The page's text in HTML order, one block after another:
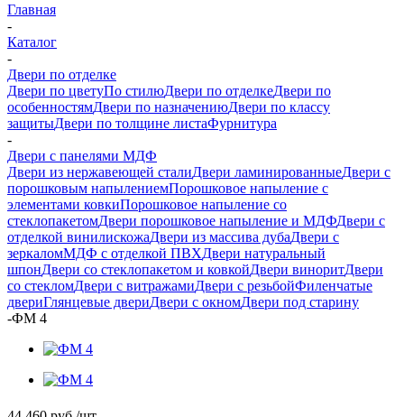
Главная
-
Каталог
-
Двери по отделке
Двери по цветуПо стилюДвери по отделкеДвери по
особенностямДвери по назначениюДвери по классу
защитыДвери по толщине листаФурнитура
-
Двери с панелями МДФ
Двери из нержавеющей сталиДвери ламинированныеДвери с
порошковым напылениемПорошковое напыление с
элементами ковкиПорошковое напыление со
стеклопакетомДвери порошковое напыление и МДФДвери с
отделкой винилискожаДвери из массива дубаДвери с
зеркаломМДФ с отделкой ПВХДвери натуральный
шпонДвери со стеклопакетом и ковкойДвери виноритДвери
со стекломДвери с витражамиДвери с резьбойФиленчатые
двериГлянцевые двериДвери с окномДвери под старину
-ФМ 4